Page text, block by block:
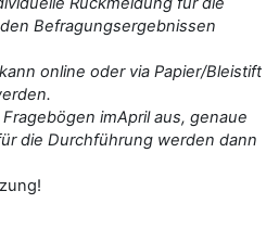
Befragungsergebnissen
online oder via Papier/Bleistift
imApril aus, genaue
die Durchführung werden dann